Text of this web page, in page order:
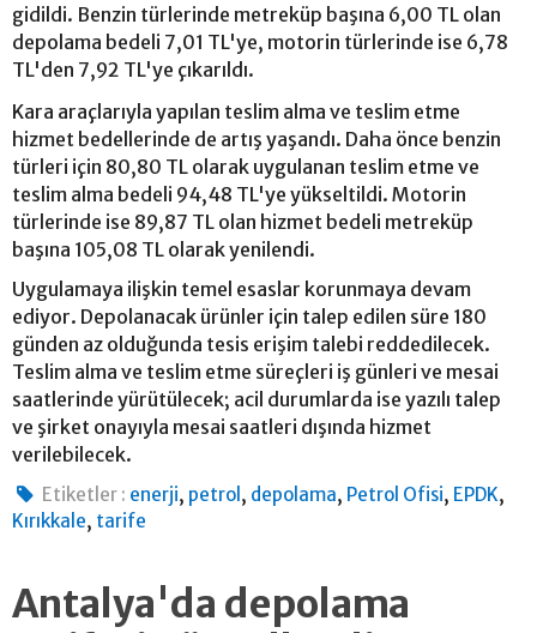
gidildi. Benzin türlerinde metreküp başına 6,00 TL olan
depolama bedeli 7,01 TL'ye, motorin türlerinde ise 6,78
TL'den 7,92 TL'ye çıkarıldı.
Kara araçlarıyla yapılan teslim alma ve teslim etme
hizmet bedellerinde de artış yaşandı. Daha önce benzin
türleri için 80,80 TL olarak uygulanan teslim etme ve
teslim alma bedeli 94,48 TL'ye yükseltildi. Motorin
türlerinde ise 89,87 TL olan hizmet bedeli metreküp
başına 105,08 TL olarak yenilendi.
Uygulamaya ilişkin temel esaslar korunmaya devam
ediyor. Depolanacak ürünler için talep edilen süre 180
günden az olduğunda tesis erişim talebi reddedilecek.
Teslim alma ve teslim etme süreçleri iş günleri ve mesai
saatlerinde yürütülecek; acil durumlarda ise yazılı talep
ve şirket onayıyla mesai saatleri dışında hizmet
verilebilecek.
Etiketler : enerji, petrol , depolama, Petrol Ofisi, EPDK,
Kırıkkale, tarife
Antalya'da depolama